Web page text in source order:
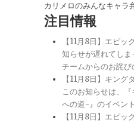
カリメロのみんなキャラ
注目情報
【11月8日】エピ
知らせが遅れてし
チームからのお詫び
【11月8日】キン
このお知らせは、
への道-』のイベン
【11月8日】エピ